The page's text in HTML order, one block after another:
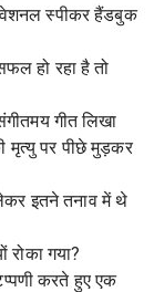
स्पीकर हैंडबुक
हो रहा है तो
गीत लिखा
मृत्यु पर पीछे मुड़कर
इतने तनाव में थे
रोका गया?
करते हुए एक